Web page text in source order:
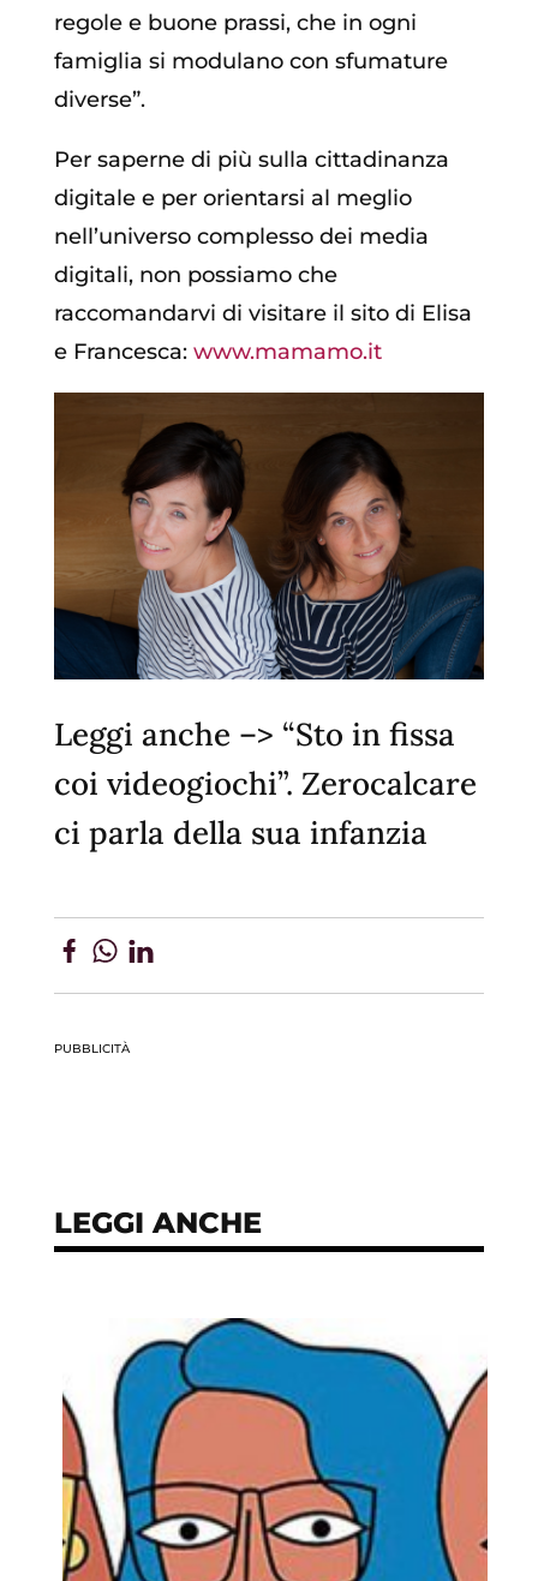
regole e buone prassi, che in ogni
famiglia si modulano con sfumature
diverse”.
Per saperne di più sulla cittadinanza
digitale e per orientarsi al meglio
nell’universo complesso dei media
digitali, non possiamo che
raccomandarvi di visitare il sito di Elisa
e Francesca: www.mamamo.it
Leggi anche –> “Sto in fissa
coi videogiochi”. Zerocalcare
ci parla della sua infanzia
PUBBLICITÀ
LEGGI ANCHE